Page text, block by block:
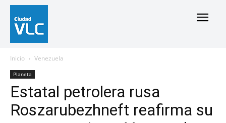
Inicio Venezuela
Planeta
Estatal petrolera rusa
Roszarubezhneft reafirma su